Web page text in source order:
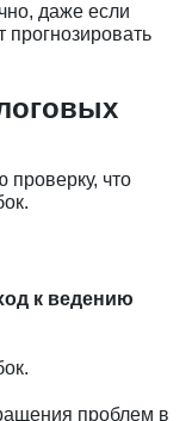
даже если
прогнозировать
проверку, что
к ведению
проблем в